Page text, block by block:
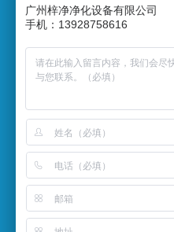
广州梓净净化设备有限公司
手机：13928758616